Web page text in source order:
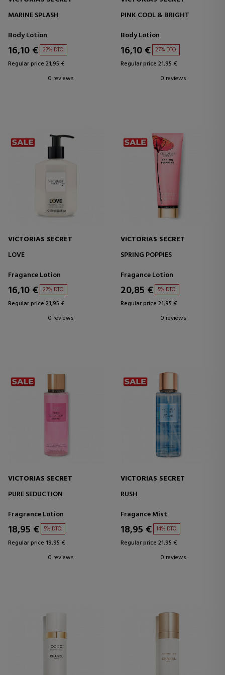
MARINE SPLASH
Body Lotion
16,10 € 27% DTO.
Regular price 21,95 €
0 reviews
PINK COOL & BRIGHT
Body Lotion
16,10 € 27% DTO.
Regular price 21,95 €
0 reviews
VICTORIAS SECRET
LOVE
Fragance Lotion
16,10 € 27% DTO.
Regular price 21,95 €
0 reviews
VICTORIAS SECRET
SPRING POPPIES
Fragance Lotion
20,85 € 5% DTO.
Regular price 21,95 €
0 reviews
VICTORIAS SECRET
PURE SEDUCTION
Fragrance Lotion
18,95 € 5% DTO.
Regular price 19,95 €
0 reviews
VICTORIAS SECRET
RUSH
Fragance Mist
18,95 € 14% DTO.
Regular price 21,95 €
0 reviews